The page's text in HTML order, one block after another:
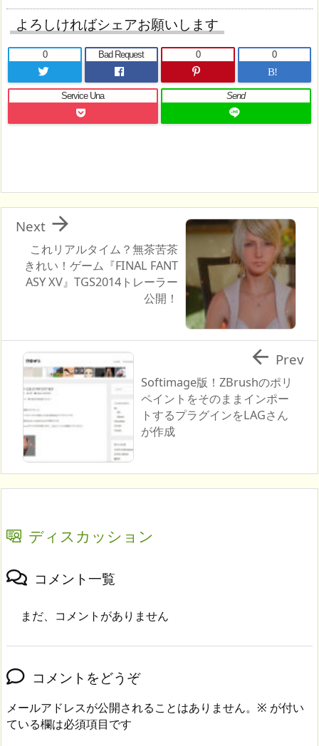
よろしければシェアお願いします
0 Bad Request
0
B!
0
Service Una Send
これリアルタイム？無茶苦茶
きれい！ゲーム『FINAL FANT
ASY XV』TGS2014トレーラー
公開！

Next
Softimage版！ZBrushのポリ
ペイントをそのままインポー
トするプラグインをLAGさん
が作成
 Prev
ディスカッション
コメント一覧
まだ、コメントがありません
コメントをどうぞ
メールアドレスが公開されることはありません。 ※ が付い
ている欄は必須項目です